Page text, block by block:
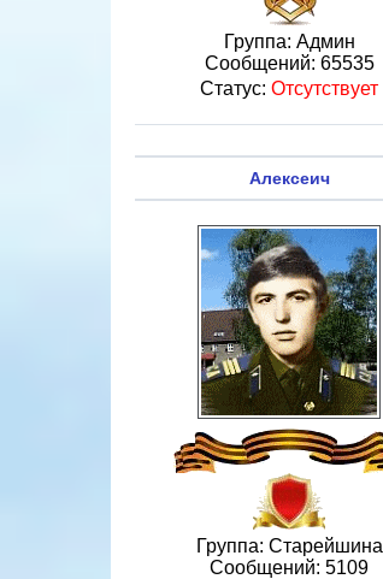
Группа: Админ
Сообщений: 65535
Статус: Отсутствует
Алексеич
Группа: Старейшина
Сообщений: 5109